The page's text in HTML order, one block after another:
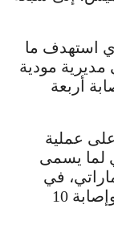
استهدف ما
مودية
أربعة
أقل من 24 ساعة على عملية
لما يسمى
في
مديرية المحفد، وأسفرت عن مقتل وإصابة 10